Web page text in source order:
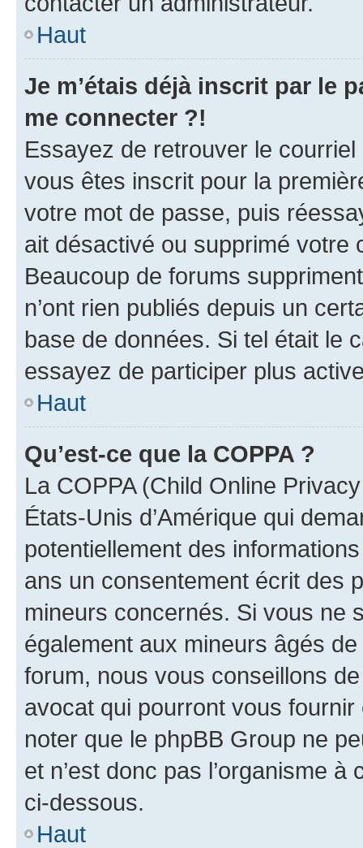
Haut
Je m’étais déjà inscrit par le
me connecter ?!
Essayez de retrouver le
vous êtes inscrit pour la
votre mot de passe, puis
ait désactivé ou supprimé votre
Beaucoup de forums
n’ont rien publiés depuis un
base de données. Si tel était le
essayez de participer plus
Haut
Qu’est-ce que la COPPA ?
La COPPA (Child Online
États-Unis d’Amérique qui
potentiellement des
ans un consentement écrit des
mineurs concernés. Si vous ne
également aux mineurs âgés
forum, nous vous conseillons
avocat qui pourront vous
noter que le phpBB Group ne
et n’est donc pas l’organisme
ci-dessous.
Haut